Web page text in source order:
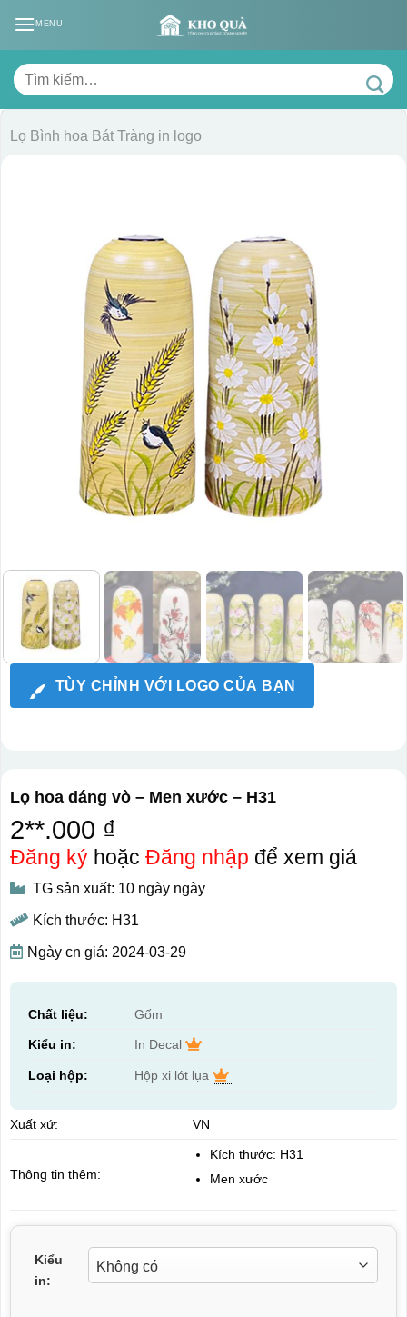
MENU
Tìm
kiếm:
Lọ Bình hoa Bát Tràng in logo
TÙY CHỈNH VỚI LOGO CỦA BẠN
Lọ hoa dáng vò – Men xước – H31
2**.000 ₫
Đăng kýhoặc Đăng nhập để xem giá
TG sản xuất: 10 ngày ngày
Kích thước: H31
Ngày cn giá: 2024-03-29
Chất liệu: Gốm
Kiểu in: In Decal
Loại hộp: Hộp xi lót lụa
Xuất xứ: VN
Thông tin thêm:
Kích thước: H31
Men xước
Kiểu
in: